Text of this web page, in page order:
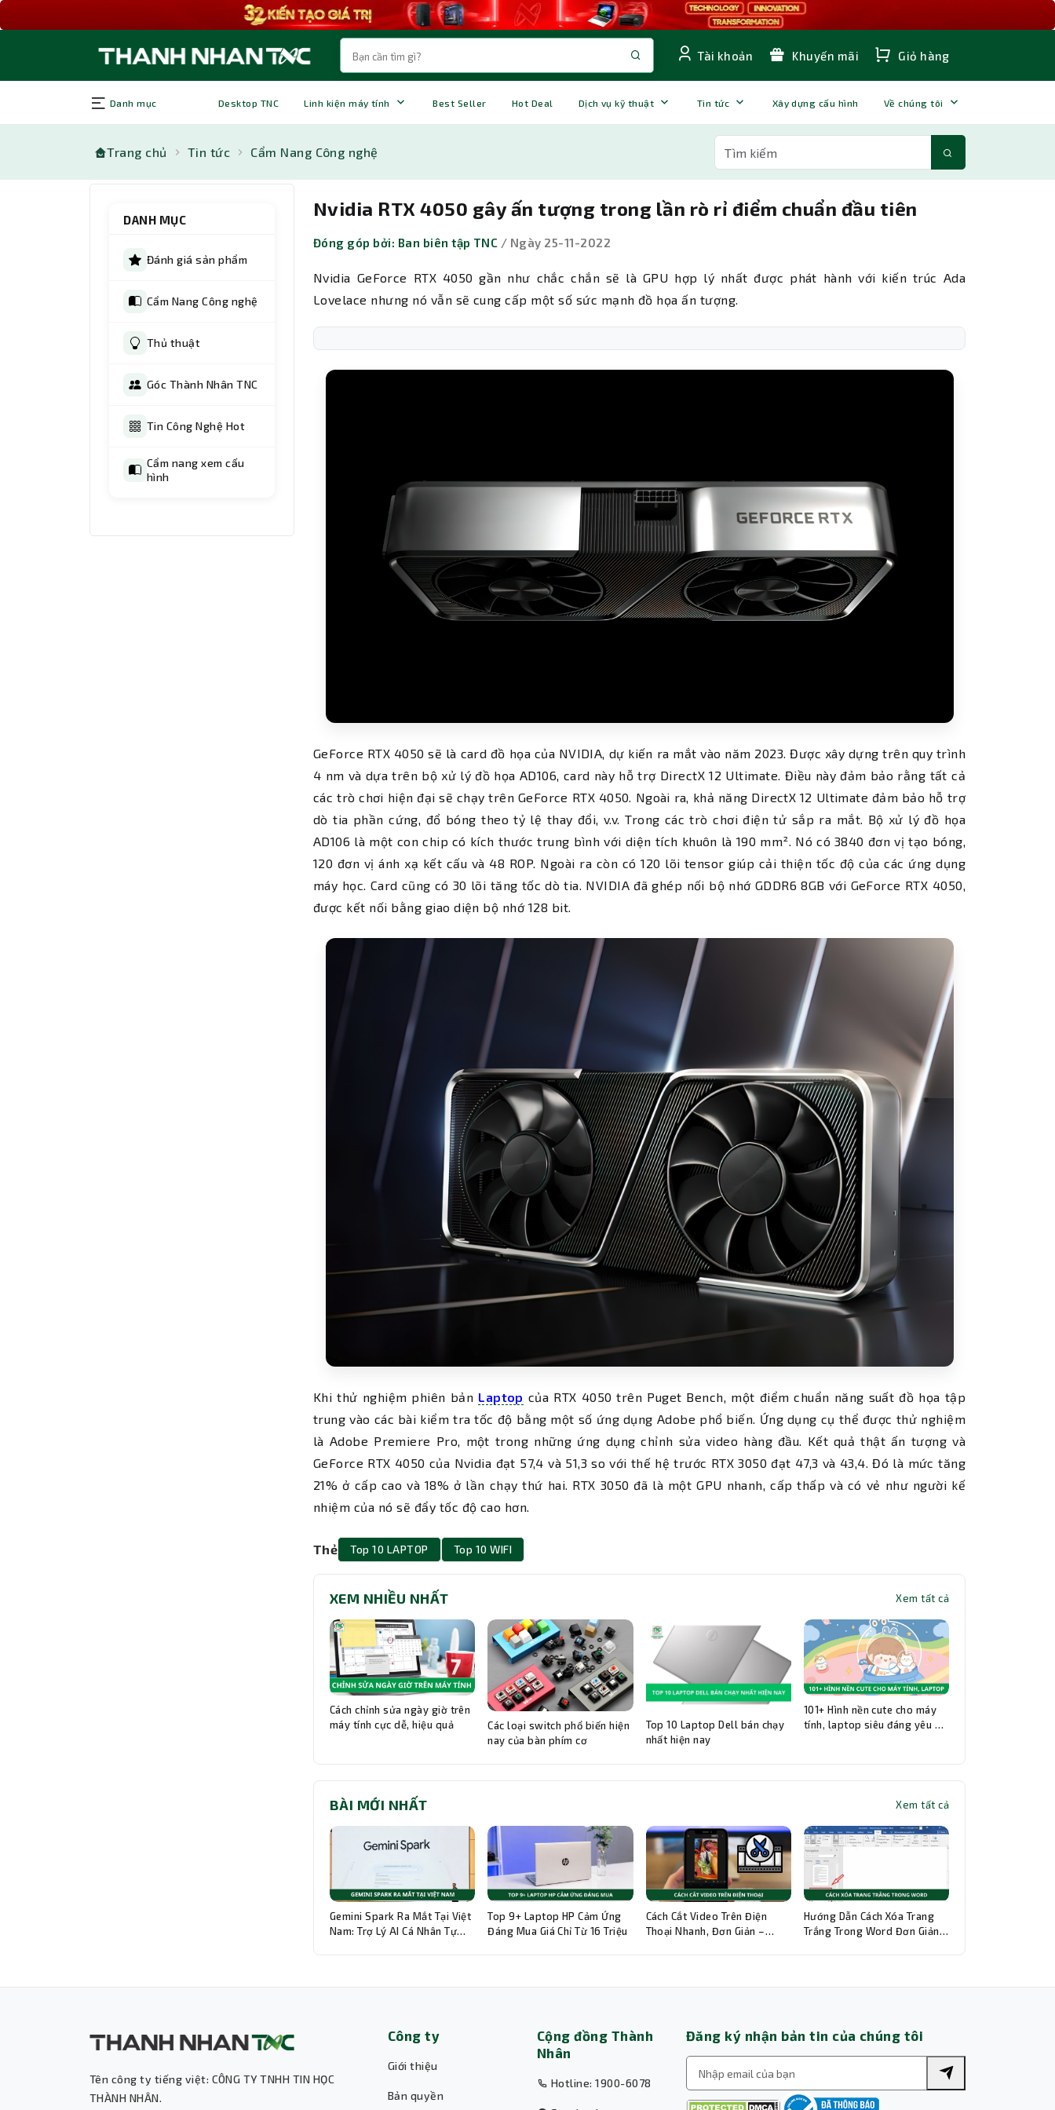
Tài khoản Khuyến mãi Giỏ hàng
Danh mục Desktop TNC Linh kiện máy tính Best Seller Hot Deal Dịch vụ kỹ thuật Tin tức Xây dựng cấu hình Về chúng tôi
Trang chủ Tin tức Cẩm Nang Công nghệ
DANH MỤC
Đánh giá sản phẩm
Cẩm Nang Công nghệ
Thủ thuật
Góc Thành Nhân TNC
Tin Công Nghệ Hot
Cẩm nang xem cấu
hình
Nvidia RTX 4050 gây ấn tượng trong lần rò rỉ điểm chuẩn đầu tiên
Đóng góp bởi: Ban biên tập TNC / Ngày 25-11-2022
Nvidia GeForce RTX 4050 gần như chắc chắn sẽ là GPU hợp lý nhất được phát hành với kiến ​​trúc Ada
Lovelace nhưng nó vẫn sẽ cung cấp một số sức mạnh đồ họa ấn tượng.
GeForce RTX 4050 sẽ là card đồ họa của NVIDIA, dự kiến ​​ra mắt vào năm 2023. Được xây dựng trên quy trình
4 nm và dựa trên bộ xử lý đồ họa AD106, card này hỗ trợ DirectX 12 Ultimate. Điều này đảm bảo rằng tất cả
các trò chơi hiện đại sẽ chạy trên GeForce RTX 4050. Ngoài ra, khả năng DirectX 12 Ultimate đảm bảo hỗ trợ
dò tia phần cứng, đổ bóng theo tỷ lệ thay đổi, v.v. Trong các trò chơi điện tử sắp ra mắt. Bộ xử lý đồ họa
AD106 là một con chip có kích thước trung bình với diện tích khuôn là 190 mm². Nó có 3840 đơn vị tạo bóng,
120 đơn vị ánh xạ kết cấu và 48 ROP. Ngoài ra còn có 120 lõi tensor giúp cải thiện tốc độ của các ứng dụng
máy học. Card cũng có 30 lõi tăng tốc dò tia. NVIDIA đã ghép nối bộ nhớ GDDR6 8GB với GeForce RTX 4050,
được kết nối bằng giao diện bộ nhớ 128 bit.
Khi thử nghiệm phiên bản Laptop của RTX 4050 trên Puget Bench, một điểm chuẩn năng suất đồ họa tập
trung vào các bài kiểm tra tốc độ bằng một số ứng dụng Adobe phổ biến. Ứng dụng cụ thể được thử nghiệm
là Adobe Premiere Pro, một trong những ứng dụng chỉnh sửa video hàng đầu. Kết quả thật ấn tượng và
GeForce RTX 4050 của Nvidia đạt 57,4 và 51,3 so với thế hệ trước RTX 3050 đạt 47,3 và 43,4. Đó là mức tăng
21% ở cấp cao và 18% ở lần chạy thứ hai. RTX 3050 đã là một GPU nhanh, cấp thấp và có vẻ như người kế
nhiệm của nó sẽ đẩy tốc độ cao hơn.
Thẻ Top 10 LAPTOP Top 10 WIFI
XEM NHIỀU NHẤT Xem tất cả
Cách chỉnh sửa ngày giờ trên
máy tính cực dễ, hiệu quả
Các loại switch phổ biến hiện
nay của bàn phím cơ
Top 10 Laptop Dell bán chạy
nhất hiện nay
101+ Hình nền cute cho máy
tính, laptop siêu đáng yêu và
BÀI MỚI NHẤT Xem tất cả
Gemini Spark Ra Mắt Tại Việt
Nam: Trợ Lý AI Cá Nhân Tự
Top 9+ Laptop HP Cảm Ứng
Đáng Mua Giá Chỉ Từ 16 Triệu
Cách Cắt Video Trên Điện
Thoại Nhanh, Đơn Giản –
Hướng Dẫn Cách Xóa Trang
Trắng Trong Word Đơn Giản,
Tên công ty tiếng việt: CÔNG TY TNHH TIN HỌC
THÀNH NHÂN.
Công ty
Giới thiệu
Bản quyền
Cộng đồng Thành
Nhân
Hotline: 1900-6078
Đăng ký nhận bản tin của chúng tôi
Thành Nhân TNC
Trợ lý AI • Phản hồi tức thì